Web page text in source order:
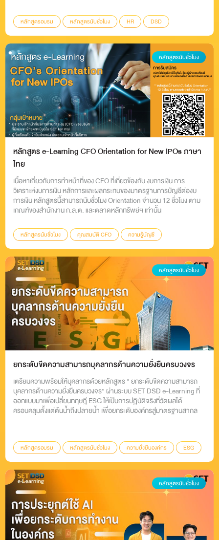
หลักสูตรอบรม หลักสูตรนับชั่วโมง HR DSD
หลักสูตรนับชั่วโมง
หลักสูตร e-Learning CFO Orientation for New IPOs ภาษา
ไทย
เนื้อหาเกี่ยวกับการทำหน้าที่ของ CFO ที่เกี่ยวข้องกับ งบการเงิน การ
วิเคราะห์งบการเงิน หลักการและผลกระทบของมาตรฐานการบัญชีต่องบ
การเงิน หลักสูตรนี้สามารถนับชั่วโมง Orientation จำนวน 12 ชั่วโมง ตาม
เกณฑ์ของสำนักงาน ก.ล.ต. และตลาดหลักทรัพย์ฯ เท่านั้น
หลักสูตรนับชั่วโมง คุณสมบัติ CFO
ความรู้บัญชี
ความรู้การเงิน
CFO Orientation
หลักสูตรนับชั่วโมง
ยกระดับขีดความสามารถบุคลากรด้านความยั่งยืนครบวงจร
เตรียมความพร้อมให้บุคลากรด้วยหลักสูตร " ยกระดับขีดความสามารถ
บุคลากรด้านความยั่งยืนครบวงจร” ผ่านระบบ SET DSD e-Learning ที่
ออกแบบมาเพื่อเปลี่ยนทฤษฎี ESG ให้เป็นการปฏิบัติจริงที่วัดผลได้
ครอบคลุมตั้งแต่ต้นน้ำถึงปลายน้ำ เพื่อยกระดับองค์กรสู่มาตรฐานสากล
หลักสูตรอบรม หลักสูตรนับชั่วโมง ความยั่งยืนองค์กร
ESG
DSD
หลักสูตรนับชั่วโมง